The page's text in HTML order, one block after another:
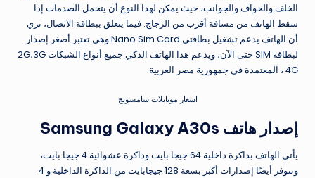
الخلف والحواف والجوانب، حيث يمكن لهذا النوع أن يتحمل الصدمات إذا
سقط الهاتف من مسافة أقرب من الزجاج. فيما يتعلق ببطاقة الاتصال، نري
أن الهاتف يدعم تشغيل بطاقتي Nano Sim Card وهي تعتبر أصغر إصدار
لبطاقة SIM حتى الآن، ويدعم هذا الهاتف الذكي جميع أنواع الشبكات 2G،3G
، 4G المعتمدة في جمهورية مصر العربية.
اسعار موبايلات سامسونج
إصدار هاتف Samsung Galaxy A30s
يأتي الهاتف بذاكرة داخلية 64 جيجا بايت وذاكرة عشوائية 4 جيجا بايت،
وتتوفر أيضًا إصدارات أكبر بسعة 128 جيجابايت من الذاكرة الداخلية و 4